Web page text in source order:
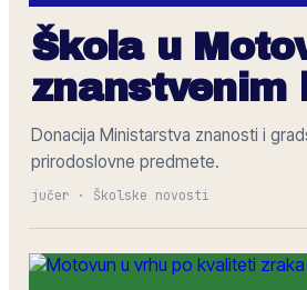
Škola u
znanstvenim
Donacija Ministarstva znanosti i
prirodoslovne predmete.
jučer · Školske novosti